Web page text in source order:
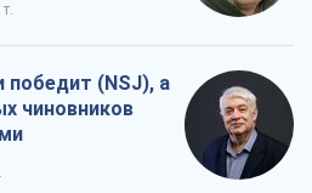
(NSJ), а
чиновников